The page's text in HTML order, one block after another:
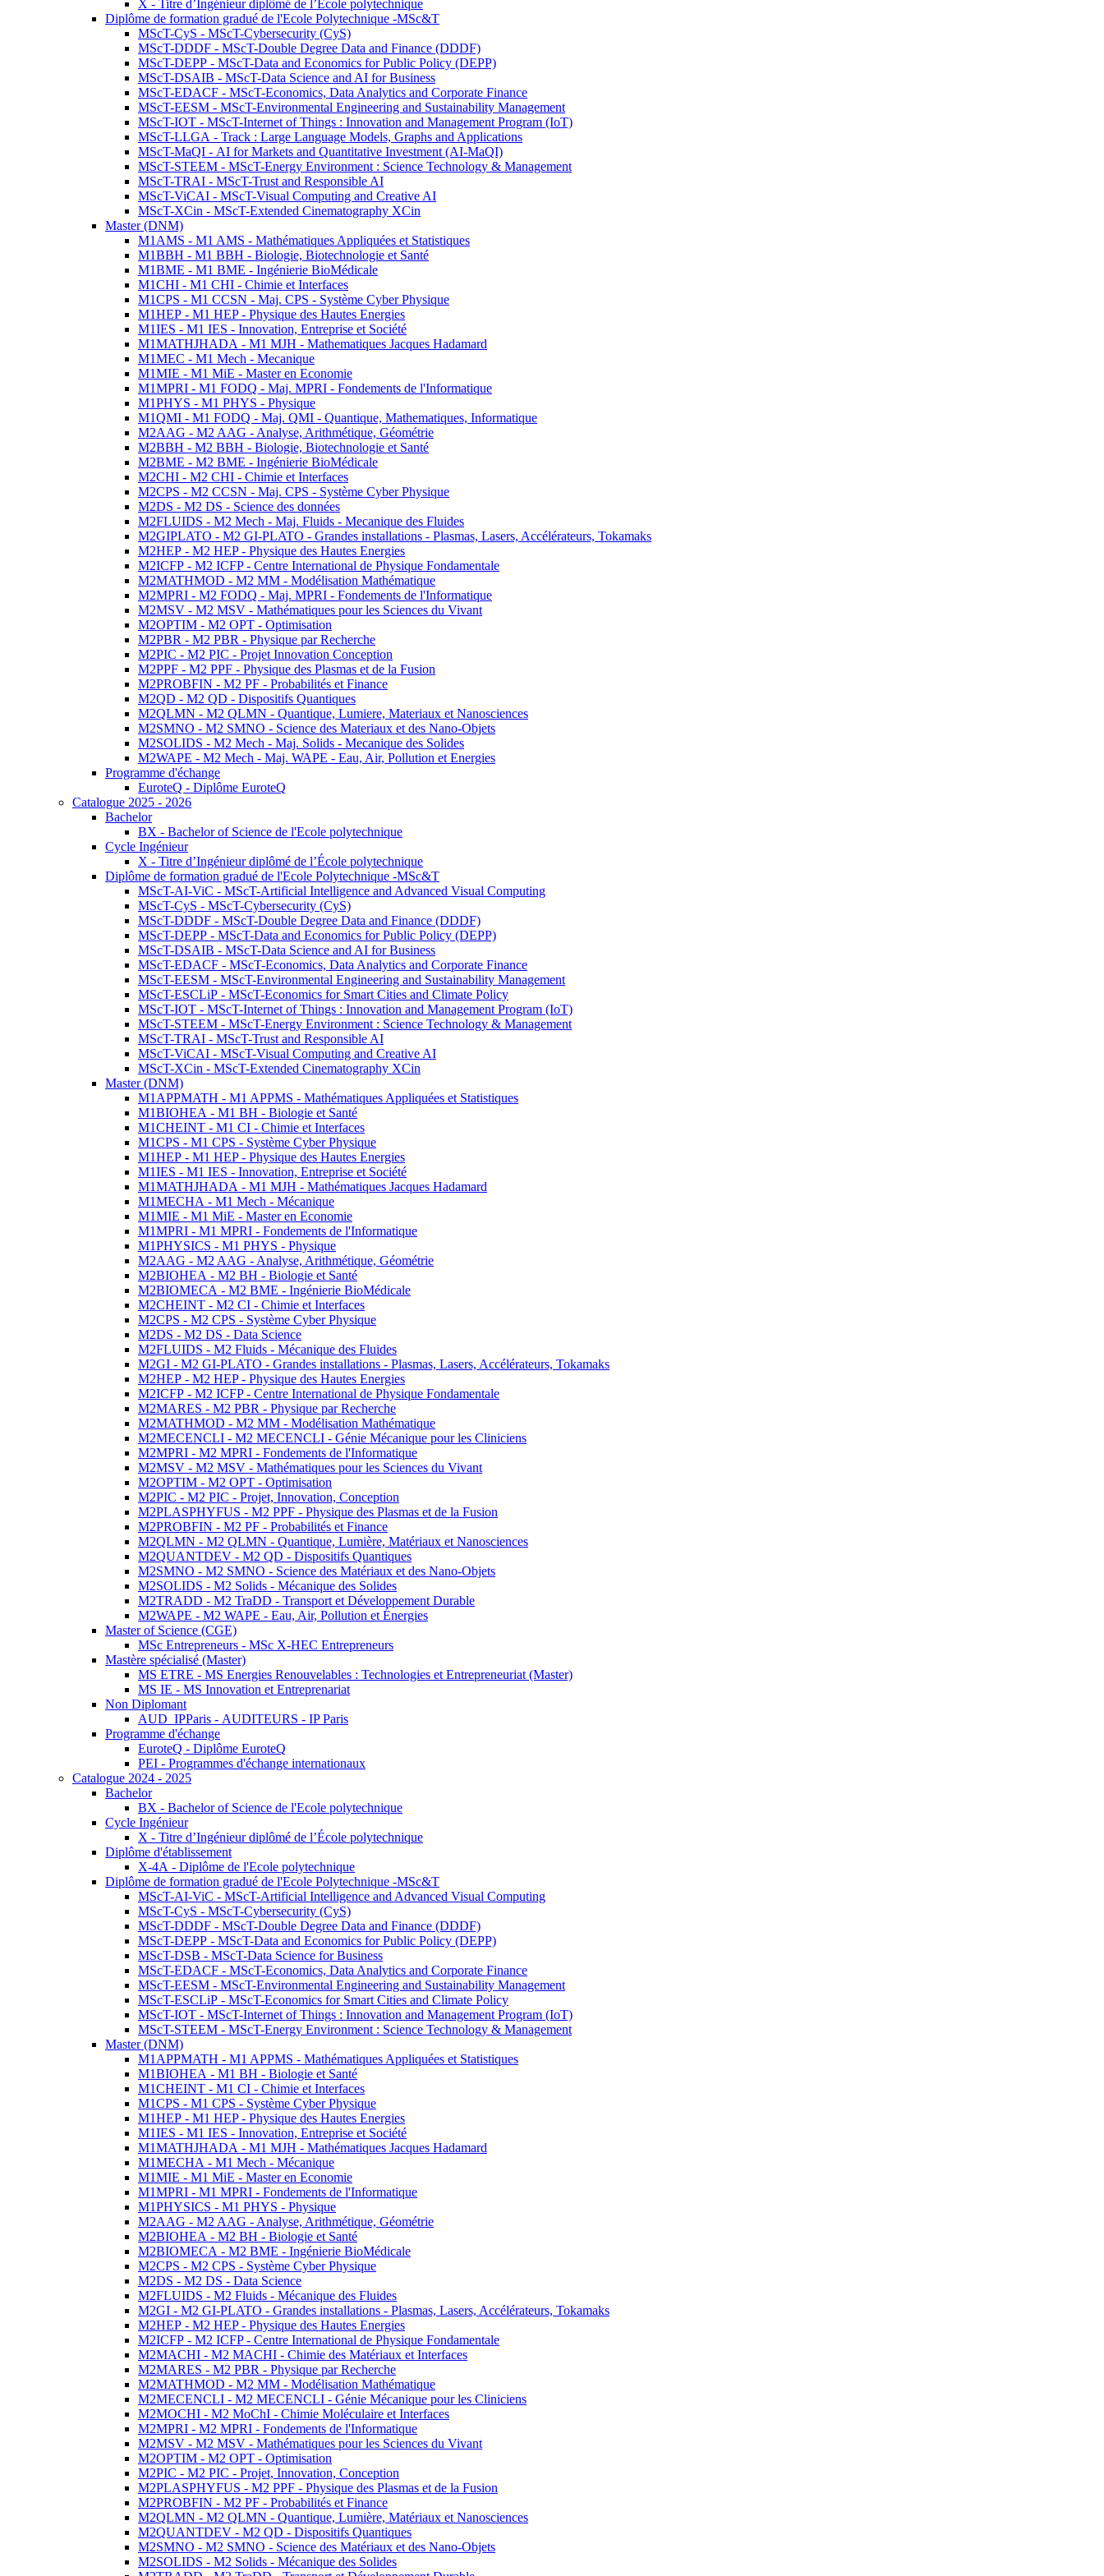
X - Titre d’Ingénieur diplômé de l’École polytechnique
Diplôme de formation gradué de l'Ecole Polytechnique -MSc&T
MScT-CyS - MScT-Cybersecurity (CyS)
MScT-DDDF - MScT-Double Degree Data and Finance (DDDF)
MScT-DEPP - MScT-Data and Economics for Public Policy (DEPP)
MScT-DSAIB - MScT-Data Science and AI for Business
MScT-EDACF - MScT-Economics, Data Analytics and Corporate Finance
MScT-EESM - MScT-Environmental Engineering and Sustainability Management
MScT-IOT - MScT-Internet of Things : Innovation and Management Program (IoT)
MScT-LLGA - Track : Large Language Models, Graphs and Applications
MScT-MaQI - AI for Markets and Quantitative Investment (AI-MaQI)
MScT-STEEM - MScT-Energy Environment : Science Technology & Management
MScT-TRAI - MScT-Trust and Responsible AI
MScT-ViCAI - MScT-Visual Computing and Creative AI
MScT-XCin - MScT-Extended Cinematography XCin
Master (DNM)
M1AMS - M1 AMS - Mathématiques Appliquées et Statistiques
M1BBH - M1 BBH - Biologie, Biotechnologie et Santé
M1BME - M1 BME - Ingénierie BioMédicale
M1CHI - M1 CHI - Chimie et Interfaces
M1CPS - M1 CCSN - Maj. CPS - Système Cyber Physique
M1HEP - M1 HEP - Physique des Hautes Energies
M1IES - M1 IES - Innovation, Entreprise et Société
M1MATHJHADA - M1 MJH - Mathematiques Jacques Hadamard
M1MEC - M1 Mech - Mecanique
M1MIE - M1 MiE - Master en Economie
M1MPRI - M1 FODQ - Maj. MPRI - Fondements de l'Informatique
M1PHYS - M1 PHYS - Physique
M1QMI - M1 FODQ - Maj. QMI - Quantique, Mathematiques, Informatique
M2AAG - M2 AAG - Analyse, Arithmétique, Géométrie
M2BBH - M2 BBH - Biologie, Biotechnologie et Santé
M2BME - M2 BME - Ingénierie BioMédicale
M2CHI - M2 CHI - Chimie et Interfaces
M2CPS - M2 CCSN - Maj. CPS - Système Cyber Physique
M2DS - M2 DS - Science des données
M2FLUIDS - M2 Mech - Maj. Fluids - Mecanique des Fluides
M2GIPLATO - M2 GI-PLATO - Grandes installations - Plasmas, Lasers, Accélérateurs, Tokamaks
M2HEP - M2 HEP - Physique des Hautes Energies
M2ICFP - M2 ICFP - Centre International de Physique Fondamentale
M2MATHMOD - M2 MM - Modélisation Mathématique
M2MPRI - M2 FODQ - Maj. MPRI - Fondements de l'Informatique
M2MSV - M2 MSV - Mathématiques pour les Sciences du Vivant
M2OPTIM - M2 OPT - Optimisation
M2PBR - M2 PBR - Physique par Recherche
M2PIC - M2 PIC - Projet Innovation Conception
M2PPF - M2 PPF - Physique des Plasmas et de la Fusion
M2PROBFIN - M2 PF - Probabilités et Finance
M2QD - M2 QD - Dispositifs Quantiques
M2QLMN - M2 QLMN - Quantique, Lumiere, Materiaux et Nanosciences
M2SMNO - M2 SMNO - Science des Materiaux et des Nano-Objets
M2SOLIDS - M2 Mech - Maj. Solids - Mecanique des Solides
M2WAPE - M2 Mech - Maj. WAPE - Eau, Air, Pollution et Energies
Programme d'échange
EuroteQ - Diplôme EuroteQ
Catalogue 2025 - 2026
Bachelor
BX - Bachelor of Science de l'Ecole polytechnique
Cycle Ingénieur
X - Titre d’Ingénieur diplômé de l’École polytechnique
Diplôme de formation gradué de l'Ecole Polytechnique -MSc&T
MScT-AI-ViC - MScT-Artificial Intelligence and Advanced Visual Computing
MScT-CyS - MScT-Cybersecurity (CyS)
MScT-DDDF - MScT-Double Degree Data and Finance (DDDF)
MScT-DEPP - MScT-Data and Economics for Public Policy (DEPP)
MScT-DSAIB - MScT-Data Science and AI for Business
MScT-EDACF - MScT-Economics, Data Analytics and Corporate Finance
MScT-EESM - MScT-Environmental Engineering and Sustainability Management
MScT-ESCLiP - MScT-Economics for Smart Cities and Climate Policy
MScT-IOT - MScT-Internet of Things : Innovation and Management Program (IoT)
MScT-STEEM - MScT-Energy Environment : Science Technology & Management
MScT-TRAI - MScT-Trust and Responsible AI
MScT-ViCAI - MScT-Visual Computing and Creative AI
MScT-XCin - MScT-Extended Cinematography XCin
Master (DNM)
M1APPMATH - M1 APPMS - Mathématiques Appliquées et Statistiques
M1BIOHEA - M1 BH - Biologie et Santé
M1CHEINT - M1 CI - Chimie et Interfaces
M1CPS - M1 CPS - Système Cyber Physique
M1HEP - M1 HEP - Physique des Hautes Energies
M1IES - M1 IES - Innovation, Entreprise et Société
M1MATHJHADA - M1 MJH - Mathématiques Jacques Hadamard
M1MECHA - M1 Mech - Mécanique
M1MIE - M1 MiE - Master en Economie
M1MPRI - M1 MPRI - Fondements de l'Informatique
M1PHYSICS - M1 PHYS - Physique
M2AAG - M2 AAG - Analyse, Arithmétique, Géométrie
M2BIOHEA - M2 BH - Biologie et Santé
M2BIOMECA - M2 BME - Ingénierie BioMédicale
M2CHEINT - M2 CI - Chimie et Interfaces
M2CPS - M2 CPS - Système Cyber Physique
M2DS - M2 DS - Data Science
M2FLUIDS - M2 Fluids - Mécanique des Fluides
M2GI - M2 GI-PLATO - Grandes installations - Plasmas, Lasers, Accélérateurs, Tokamaks
M2HEP - M2 HEP - Physique des Hautes Energies
M2ICFP - M2 ICFP - Centre International de Physique Fondamentale
M2MARES - M2 PBR - Physique par Recherche
M2MATHMOD - M2 MM - Modélisation Mathématique
M2MECENCLI - M2 MECENCLI - Génie Mécanique pour les Cliniciens
M2MPRI - M2 MPRI - Fondements de l'Informatique
M2MSV - M2 MSV - Mathématiques pour les Sciences du Vivant
M2OPTIM - M2 OPT - Optimisation
M2PIC - M2 PIC - Projet, Innovation, Conception
M2PLASPHYFUS - M2 PPF - Physique des Plasmas et de la Fusion
M2PROBFIN - M2 PF - Probabilités et Finance
M2QLMN - M2 QLMN - Quantique, Lumière, Matériaux et Nanosciences
M2QUANTDEV - M2 QD - Dispositifs Quantiques
M2SMNO - M2 SMNO - Science des Matériaux et des Nano-Objets
M2SOLIDS - M2 Solids - Mécanique des Solides
M2TRADD - M2 TraDD - Transport et Développement Durable
M2WAPE - M2 WAPE - Eau, Air, Pollution et Énergies
Master of Science (CGE)
MSc Entrepreneurs - MSc X-HEC Entrepreneurs
Mastère spécialisé (Master)
MS ETRE - MS Energies Renouvelables : Technologies et Entrepreneuriat (Master)
MS IE - MS Innovation et Entreprenariat
Non Diplomant
AUD_IPParis - AUDITEURS - IP Paris
Programme d'échange
EuroteQ - Diplôme EuroteQ
PEI - Programmes d'échange internationaux
Catalogue 2024 - 2025
Bachelor
BX - Bachelor of Science de l'Ecole polytechnique
Cycle Ingénieur
X - Titre d’Ingénieur diplômé de l’École polytechnique
Diplôme d'établissement
X-4A - Diplôme de l'Ecole polytechnique
Diplôme de formation gradué de l'Ecole Polytechnique -MSc&T
MScT-AI-ViC - MScT-Artificial Intelligence and Advanced Visual Computing
MScT-CyS - MScT-Cybersecurity (CyS)
MScT-DDDF - MScT-Double Degree Data and Finance (DDDF)
MScT-DEPP - MScT-Data and Economics for Public Policy (DEPP)
MScT-DSB - MScT-Data Science for Business
MScT-EDACF - MScT-Economics, Data Analytics and Corporate Finance
MScT-EESM - MScT-Environmental Engineering and Sustainability Management
MScT-ESCLiP - MScT-Economics for Smart Cities and Climate Policy
MScT-IOT - MScT-Internet of Things : Innovation and Management Program (IoT)
MScT-STEEM - MScT-Energy Environment : Science Technology & Management
Master (DNM)
M1APPMATH - M1 APPMS - Mathématiques Appliquées et Statistiques
M1BIOHEA - M1 BH - Biologie et Santé
M1CHEINT - M1 CI - Chimie et Interfaces
M1CPS - M1 CPS - Système Cyber Physique
M1HEP - M1 HEP - Physique des Hautes Energies
M1IES - M1 IES - Innovation, Entreprise et Société
M1MATHJHADA - M1 MJH - Mathématiques Jacques Hadamard
M1MECHA - M1 Mech - Mécanique
M1MIE - M1 MiE - Master en Economie
M1MPRI - M1 MPRI - Fondements de l'Informatique
M1PHYSICS - M1 PHYS - Physique
M2AAG - M2 AAG - Analyse, Arithmétique, Géométrie
M2BIOHEA - M2 BH - Biologie et Santé
M2BIOMECA - M2 BME - Ingénierie BioMédicale
M2CPS - M2 CPS - Système Cyber Physique
M2DS - M2 DS - Data Science
M2FLUIDS - M2 Fluids - Mécanique des Fluides
M2GI - M2 GI-PLATO - Grandes installations - Plasmas, Lasers, Accélérateurs, Tokamaks
M2HEP - M2 HEP - Physique des Hautes Energies
M2ICFP - M2 ICFP - Centre International de Physique Fondamentale
M2MACHI - M2 MACHI - Chimie des Matériaux et Interfaces
M2MARES - M2 PBR - Physique par Recherche
M2MATHMOD - M2 MM - Modélisation Mathématique
M2MECENCLI - M2 MECENCLI - Génie Mécanique pour les Cliniciens
M2MOCHI - M2 MoChI - Chimie Moléculaire et Interfaces
M2MPRI - M2 MPRI - Fondements de l'Informatique
M2MSV - M2 MSV - Mathématiques pour les Sciences du Vivant
M2OPTIM - M2 OPT - Optimisation
M2PIC - M2 PIC - Projet, Innovation, Conception
M2PLASPHYFUS - M2 PPF - Physique des Plasmas et de la Fusion
M2PROBFIN - M2 PF - Probabilités et Finance
M2QLMN - M2 QLMN - Quantique, Lumière, Matériaux et Nanosciences
M2QUANTDEV - M2 QD - Dispositifs Quantiques
M2SMNO - M2 SMNO - Science des Matériaux et des Nano-Objets
M2SOLIDS - M2 Solids - Mécanique des Solides